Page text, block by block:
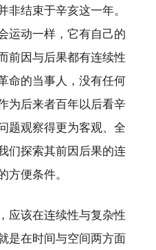
非结束于辛亥这一年。
运动一样，它有自己的
前因与后果都有连续性
命的当事人，没有任何
为后来者百年以后看辛
题观察得更为客观、全
们探索其前因后果的连
方便条件。
应该在连续性与复杂性
是在时间与空间两方面